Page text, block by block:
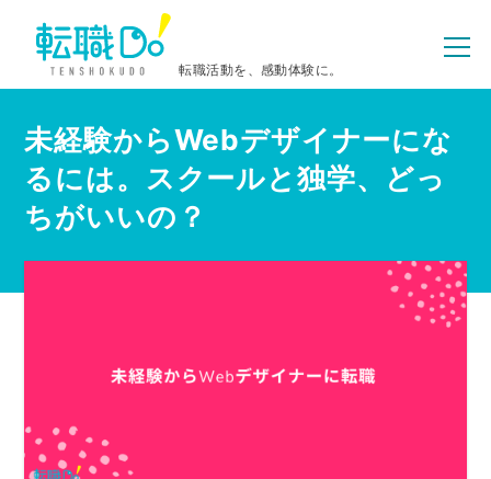
転職活動を、感動体験に。
未経験からWebデザイナーにな
るには。スクールと独学、どっ
ちがいいの？